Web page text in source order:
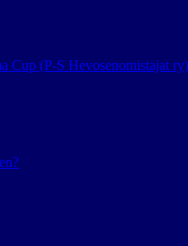
Cup (P-S Hevosenomistajat ry)